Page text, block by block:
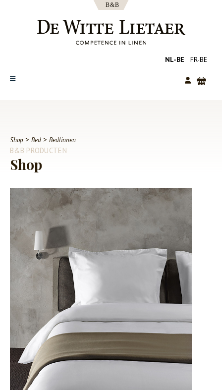
NL-BE FR-BE
OVER ONS
CATALOGUS
NIEUWS
TIPS
FAQ
CONTACT
Shop > Bed > Bedlinnen
B&B PRODUCTEN
Shop